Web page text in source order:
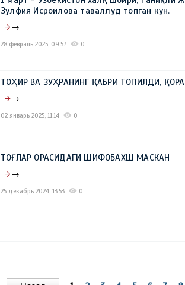
Зулфия Исроилова таваллуд топган кун.
→
28 февраль 2025, 09:57 0
ТОҲИР ВА ЗУҲРАНИНГ ҚАБРИ ТОПИЛДИ,
→
02 январь 2025, 11:14 0
ТОҒЛАР ОРАСИДАГИ ШИФОБАХШ МАСКАН
→
25 декабрь 2024, 13:53 0